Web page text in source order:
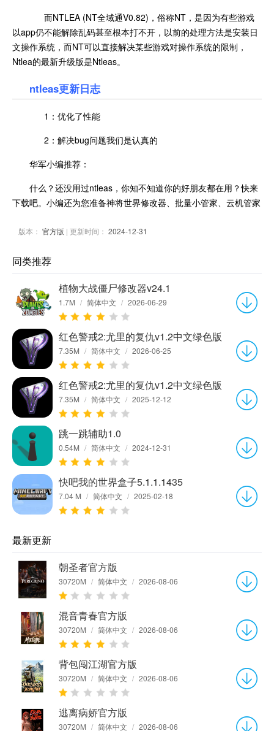
而NTLEA (NT全域通V0.82)，俗称NT，是因为有些游戏
以app仍不能解除乱码甚至根本打不开，以前的处理方法是安装日
文操作系统，而NT可以直接解决某些游戏对操作系统的限制，
Ntlea的最新升级版是Ntleas。
ntleas更新日志
1：优化了性能
2：解决bug问题我们是认真的
华军小编推荐：
什么？还没用过ntleas，你知不知道你的好朋友都在用？快来
下载吧。小编还为您准备神将世界修改器、批量小管家、云机管家
版本： 官方版 | 更新时间： 2024-12-31
同类推荐
植物大战僵尸修改器v24.1
1.7M / 简体中文 / 2026-06-29
红色警戒2:尤里的复仇v1.2中文绿色版
7.35M / 简体中文 / 2026-06-25
红色警戒2:尤里的复仇v1.2中文绿色版
7.35M / 简体中文 / 2025-12-12
跳一跳辅助1.0
0.54M / 简体中文 / 2024-12-31
快吧我的世界盒子5.1.1.1435
7.04 M / 简体中文 / 2025-02-18
最新更新
朝圣者官方版
30720M / 简体中文 / 2026-08-06
混音青春官方版
30720M / 简体中文 / 2026-08-06
背包闯江湖官方版
30720M / 简体中文 / 2026-08-06
逃离病娇官方版
30720M / 简体中文 / 2026-08-06